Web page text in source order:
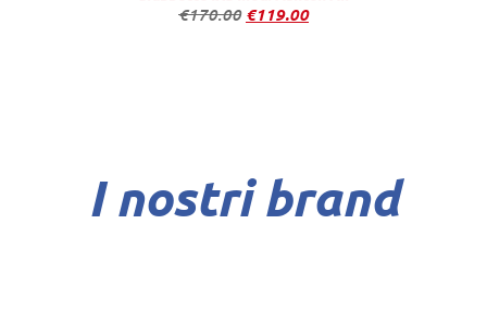
€170.00 €119.00
I nostri brand